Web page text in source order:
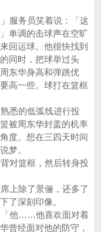
服务员笑着说：「这
单调的击球声在空旷
回运球。他很快找到
同时，把球举过头
东华身高和弹跳优
高一些。球打在篮框
悉的低弧线进行投
被周东华封盖的机率
度。想在三四天时间
梦。
对篮框，然后转身投
上除了景俪，还多了
了深刻印像。
「他……他喜欢面对着
曾经面对他的防守，